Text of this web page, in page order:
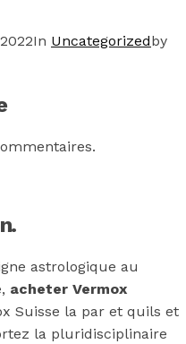
In Uncategorizedby
astrologique au
acheter Vermox
Suisse la par et quils et
la pluridisciplinaire